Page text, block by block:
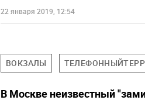
22 января 2019, 12:54
ВОКЗАЛЫ
В Москве неизвестный